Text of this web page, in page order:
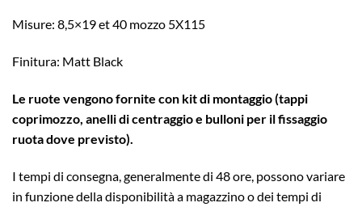
Misure: 8,5×19 et 40 mozzo 5X115
Finitura: Matt Black
Le ruote vengono fornite con kit di montaggio (tappi
coprimozzo, anelli di centraggio e bulloni per il fissaggio
ruota dove previsto).
I tempi di consegna, generalmente di 48 ore, possono variare
in funzione della disponibilità a magazzino o dei tempi di